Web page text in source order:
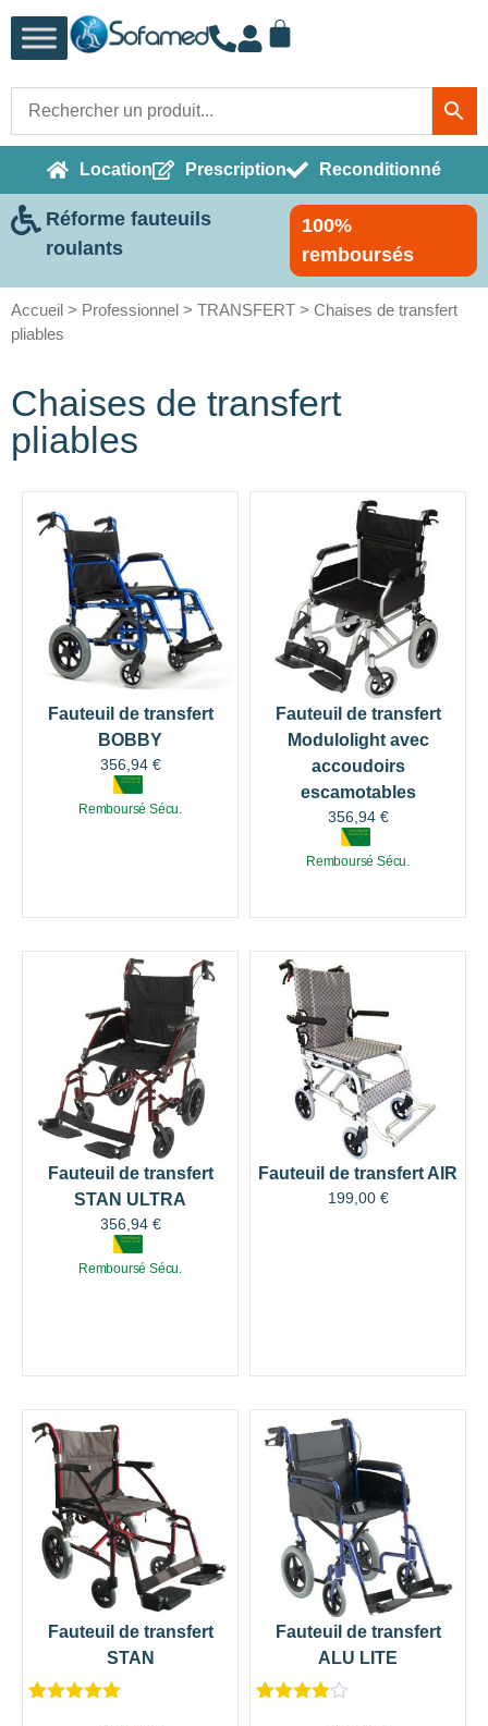
Location Prescription Reconditionné
Réforme fauteuils
roulants
100%
remboursés
Accueil > Professionnel > TRANSFERT > Chaises de transfert
pliables
Chaises de transfert
pliables
Fauteuil de transfert
BOBBY
356,94 €
Remboursé Sécu.
Fauteuil de transfert
Modulolight avec
accoudoirs
escamotables
356,94 €
Remboursé Sécu.
Fauteuil de transfert
STAN ULTRA
356,94 €
Remboursé Sécu.
Fauteuil de transfert AIR
199,00 €
Fauteuil de transfert
STAN
Fauteuil de transfert
ALU LITE